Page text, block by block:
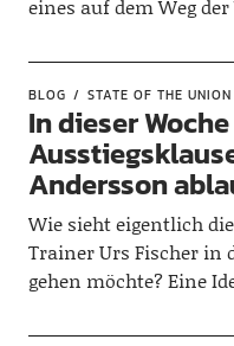
eines auf dem Weg
BLOG STATE OF THE UNION
In dieser
Andersson
Wie sieht eigentlich
Trainer Urs Fischer in
gehen möchte? Eine